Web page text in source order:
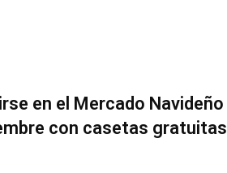
en el Mercado Navideño
con casetas gratuitas